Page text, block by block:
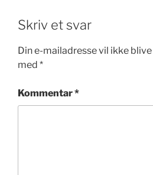
Skriv et svar
Din e-mailadresse vil ikke
med *
Kommentar*